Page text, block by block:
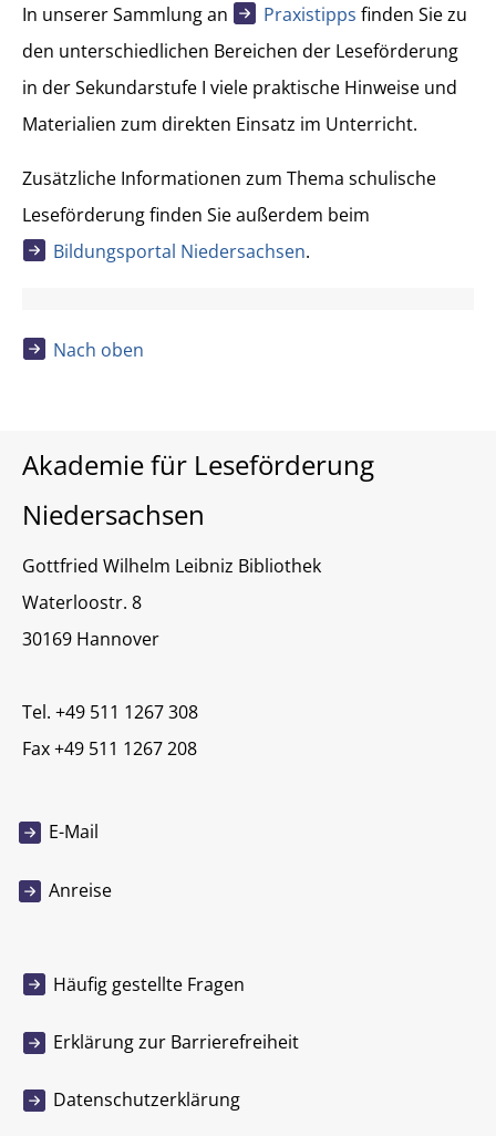
In unserer Sammlung an Praxistipps finden Sie zu
den unterschiedlichen Bereichen der Leseförderung
in der Sekundarstufe I viele praktische Hinweise und
Materialien zum direkten Einsatz im Unterricht.
Zusätzliche Informationen zum Thema schulische
Leseförderung finden Sie außerdem beim
Bildungsportal Niedersachsen.
Nach oben
Akademie für Leseförderung
Niedersachsen
Gottfried Wilhelm Leibniz Bibliothek
Waterloostr. 8
30169 Hannover
Tel. +49 511 1267 308
Fax +49 511 1267 208
E-Mail
Anreise
Häufig gestellte Fragen
Erklärung zur Barrierefreiheit
Datenschutzerklärung